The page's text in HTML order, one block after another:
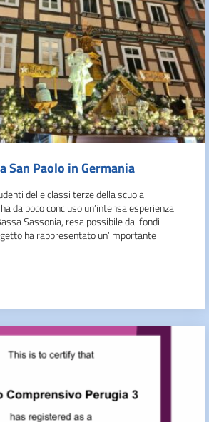
San Paolo in Germania
delle classi terze della scuola
da poco concluso un’intensa esperienza
Sassonia, resa possibile dai fondi
ha rappresentato un’importante